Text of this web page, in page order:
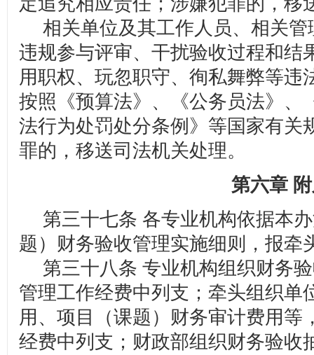
相关单位及其工作人员、相关管
违规参与评审、干扰验收过程和结
用职权、玩忽职守、徇私舞弊等违
按照《预算法》、《公务员法》、
法行为处罚处分条例》等国家有关
罪的，移送司法机关处理。
第六章
第三十七条 各专业机构依据本
题）财务验收管理实施细则，报牵
第三十八条 专业机构组织财务
管理工作经费中列支；牵头组织单
用、项目（课题）财务审计费用等
经费中列支；财政部组织财务验收